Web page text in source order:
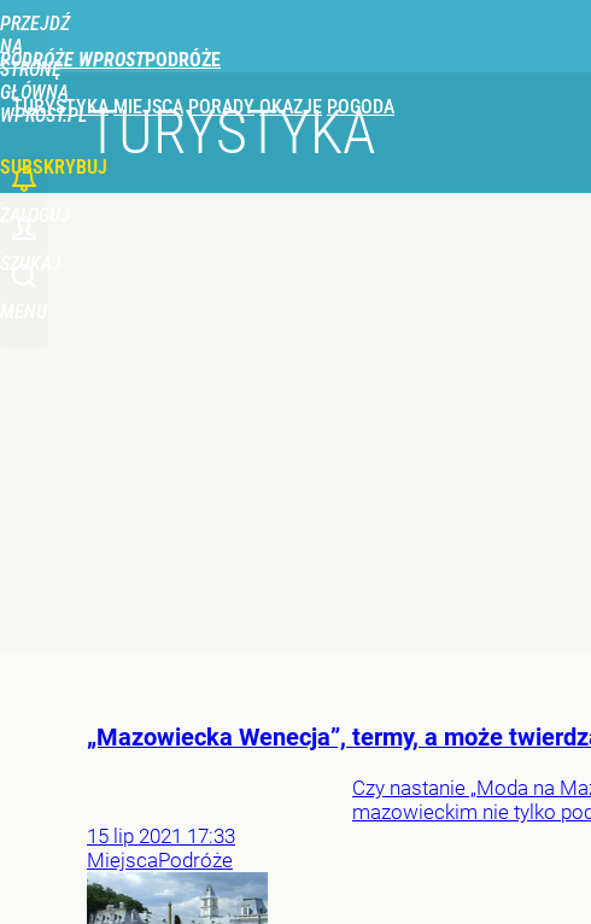
PRZEJDŹ
NA
STRONĘ
GŁÓWNĄ
WPROST.PL
PODRÓŻE WPROST
TURYSTYKA MIEJSCA PORADY OKAZJE POGODA
SUBSKRYBUJTURYSTYKA
„Mazowiecka Wenecja”, termy, a może
Czy nastanie „Moda na
mazowieckim nie tylko
15 lip 2021 17:33
MiejscaPodróże